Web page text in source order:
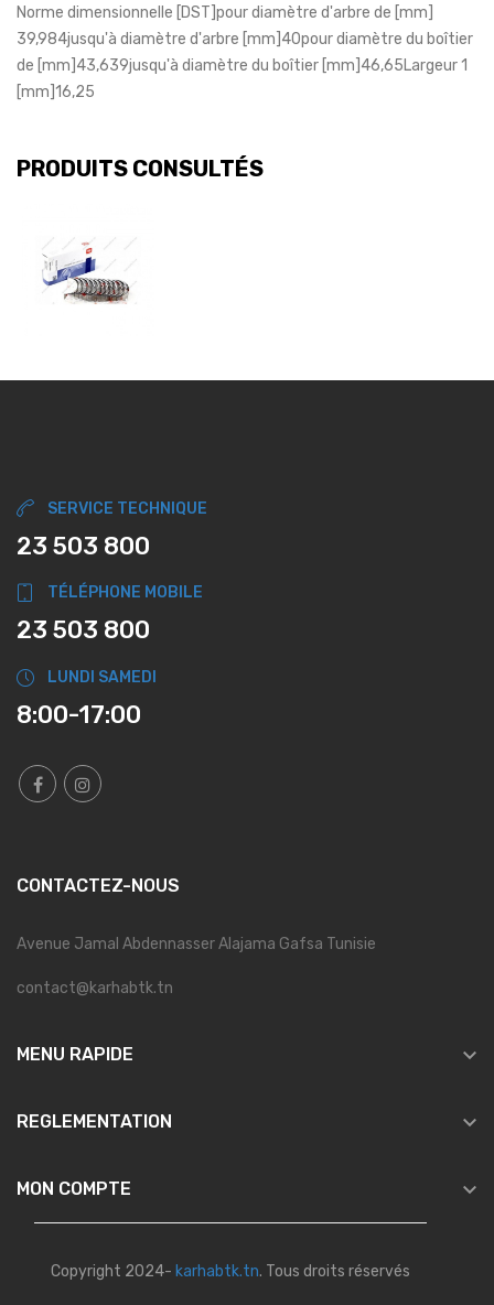
Norme dimensionnelle [DST] pour diamètre d'arbre de [mm]
39,984jusqu'à diamètre d'arbre [mm] 40pour diamètre du boîtier
de [mm] 43,639jusqu'à diamètre du boîtier [mm] 46,65Largeur 1
[mm] 16,25
PRODUITS CONSULTÉS
SERVICE TECHNIQUE
23 503 800
TÉLÉPHONE MOBILE
23 503 800
LUNDI SAMEDI
8:00-17:00
CONTACTEZ-NOUS
Avenue Jamal Abdennasser Alajama Gafsa Tunisie
contact@karhabtk.tn
MENU RAPIDE 
REGLEMENTATION 
MON COMPTE 
Copyright 2024- karhabtk.tn. Tous droits réservés